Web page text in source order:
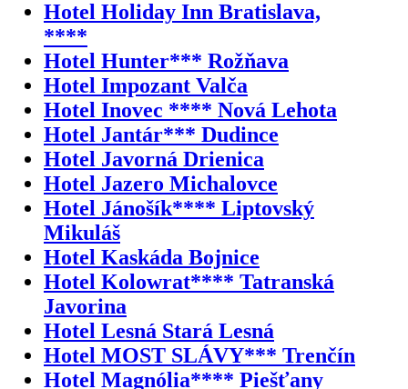
Hotel Holiday Inn Bratislava,
****
Hotel Hunter*** Rožňava
Hotel Impozant Valča
Hotel Inovec **** Nová Lehota
Hotel Jantár*** Dudince
Hotel Javorná Drienica
Hotel Jazero Michalovce
Hotel Jánošík**** Liptovský
Mikuláš
Hotel Kaskáda Bojnice
Hotel Kolowrat**** Tatranská
Javorina
Hotel Lesná Stará Lesná
Hotel MOST SLÁVY*** Trenčín
Hotel Magnólia**** Piešťany